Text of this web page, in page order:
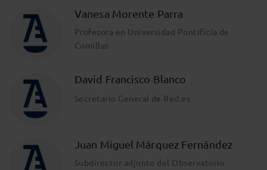
Vanesa Morente Parra
Profesora en Universidad Pontificia de
Comillas
David Francisco Blanco
Secretario General de Red.es
Juan Miguel Márquez Fernández
Subdirector adjunto del Observatorio